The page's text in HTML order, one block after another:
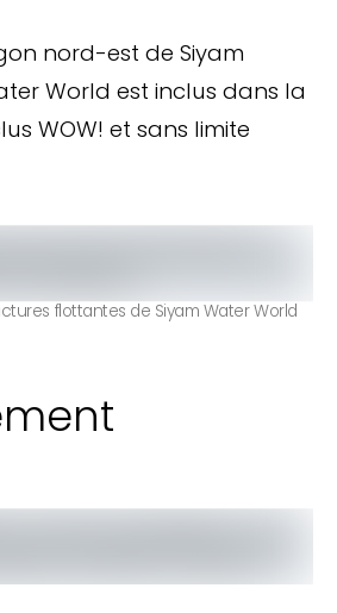
nord-est de Siyam
World est inclus dans la
WOW! et sans limite
flottantes de Siyam Water World